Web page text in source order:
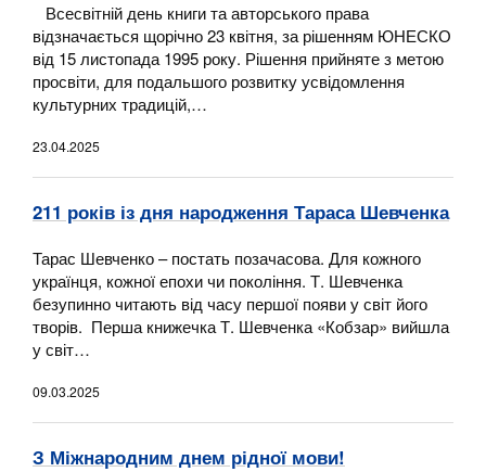
Всесвітній день книги та авторського права
відзначається щорічно 23 квітня, за рішенням ЮНЕСКО
від 15 листопада 1995 року. Рішення прийняте з метою
просвіти, для подальшого розвитку усвідомлення
культурних традицій,…
23.04.2025
211 років із дня народження Тараса Шевченка
Тарас Шевченко – постать позачасова. Для кожного
українця, кожної епохи чи покоління. Т. Шевченка
безупинно читають від часу першої появи у світ його
творів. Перша книжечка Т. Шевченка «Кобзар» вийшла
у світ…
09.03.2025
З Міжнародним днем рідної мови!